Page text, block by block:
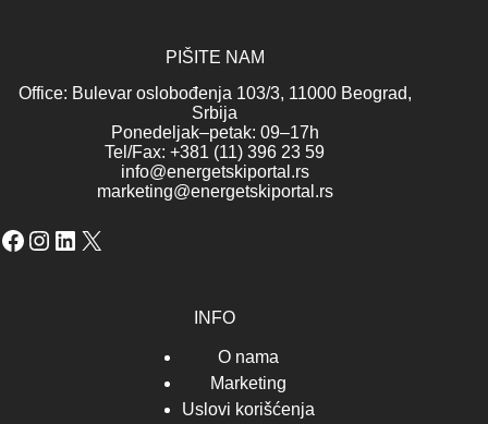
PIŠITE NAM
Office: Bulevar oslobođenja 103/3, 11000 Beograd,
Srbija
Ponedeljak–petak: 09–17h
Tel/Fax: +381 (11) 396 23 59
info@energetskiportal.rs
marketing@energetskiportal.rs
Facebook
Instagram
LinkedIn
X
INFO
O nama
Marketing
Uslovi korišćenja